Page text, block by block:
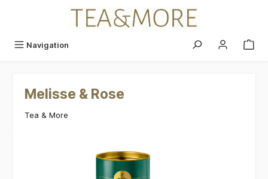
Navigation
Melisse & Rose
Tea & More
Bildergalerie überspringen